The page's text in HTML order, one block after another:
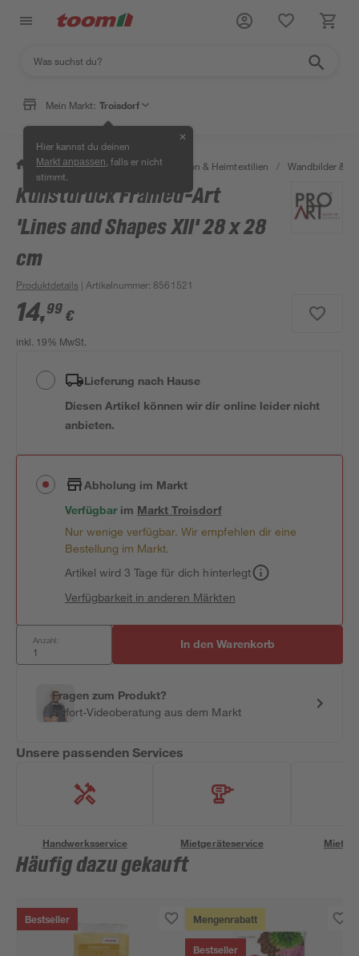
Mein Markt: Troisdorf
Hier kannst du deinen
Markt anpassen , falls er nicht
stimmt.
✕
/ Wohnen & Haushalt / Dekoration & Heimtextilien / Wandbilder &
Kunstdruck Framed-Art
'Lines and Shapes XII' 28 x 28
cm
Produktdetails | Artikelnummer: 8561521
14,99 €
inkl. 19% MwSt.
Lieferung nach Hause
Diesen Artikel können wir dir online leider nicht
anbieten.
Abholung im Markt
Verfügbar im MarktTroisdorf
Nur wenige verfügbar. Wir empfehlen dir eine
Bestellung im Markt.
Artikel wird 3 Tage für dich hinterlegt
Verfügbarkeit in anderen Märkten
Anzahl: In den Warenkorb
Fragen zum Produkt?
Sofort-Videoberatung aus dem Markt
Unsere passenden Services
Handwerksservice Mietgeräteservice
Häufig dazu gekauft
Bestseller Mengenrabatt
Bestseller